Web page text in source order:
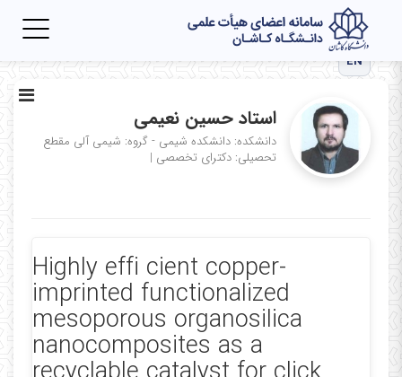
EN
استاد حسین نعیمی
دانشکده: دانشکده شیمی - گروه: شیمی آلی مقطع
تحصیلی: دکترای تخصصی |
Highly effi cient copper-
imprinted functionalized
mesoporous organosilica
nanocomposites as a